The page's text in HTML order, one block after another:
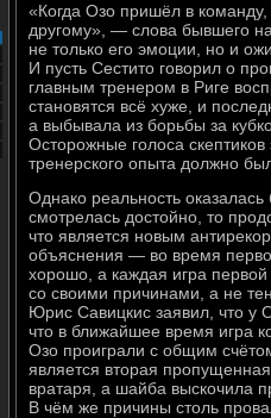
«Когда Озо пришёл в
другому», — слова бывшего
не только его эмоции, но и
И пусть Сестито говорил о
главным тренером в Риге
становятся всё хуже, и
а выбывала из борьбы за
Осторожные голоса
тренерского опыта должно
Однако реальность
смотрелась достойно, то
что является новым
объяснения — во время
хорошо, а каждая игра
со своими причинами, а не
Юрис Савицкис заявил, что у
что в ближайшее время игра
Озо проиграли с общим
является вторая
вратаря, а шайба выскочила
В чём же причины столь